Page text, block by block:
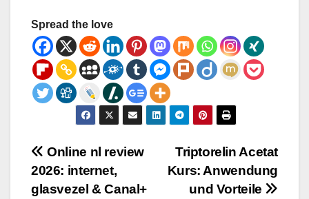
Spread the love
Post
navigation
Triptorelin Acetat
Kurs: Anwendung
und Vorteile
Online nl review
2026: internet,
glasvezel & Canal+